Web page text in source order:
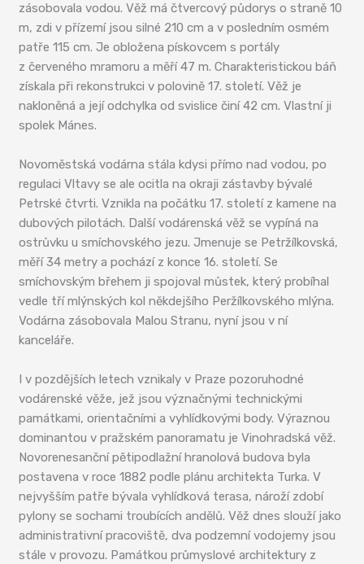
zásobovala vodou. Věž má čtvercový půdorys o straně 10
m, zdi v přízemí jsou silné 210 cm a v posledním osmém
patře 115 cm. Je obložena pískovcem s portály
z červeného mramoru a měří 47 m. Charakteristickou báň
získala při rekonstrukci v polovině 17. století. Věž je
nakloněná a její odchylka od svislice činí 42 cm. Vlastní ji
spolek Mánes.
Novoměstská vodárna stála kdysi přímo nad vodou, po
regulaci Vltavy se ale ocitla na okraji zástavby bývalé
Petrské čtvrti. Vznikla na počátku 17. století z kamene na
dubových pilotách. Další vodárenská věž se vypíná na
ostrůvku u smíchovského jezu. Jmenuje se Petržílkovská,
měří 34 metry a pochází z konce 16. století. Se
smíchovským břehem ji spojoval můstek, který probíhal
vedle tří mlýnských kol někdejšího Peržílkovského mlýna.
Vodárna zásobovala Malou Stranu, nyní jsou v ní
kanceláře.
I v pozdějších letech vznikaly v Praze pozoruhodné
vodárenské věže, jež jsou význačnými technickými
památkami, orientačními a vyhlídkovými body. Výraznou
dominantou v pražském panoramatu je Vinohradská věž.
Novorenesanční pětipodlažní hranolová budova byla
postavena v roce 1882 podle plánu architekta Turka. V
nejvyšším patře bývala vyhlídková terasa, nároží zdobí
pylony se sochami troubících andělů. Věž dnes slouží jako
administrativní pracoviště, dva podzemní vodojemy jsou
stále v provozu. Památkou průmyslové architektury z